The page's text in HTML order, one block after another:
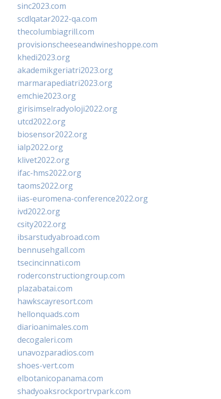
sinc2023.com
scdlqatar2022-qa.com
thecolumbiagrill.com
provisionscheeseandwineshoppe.com
khedi2023.org
akademikgeriatri2023.org
marmarapediatri2023.org
emchie2023.org
girisimselradyoloji2022.org
utcd2022.org
biosensor2022.org
ialp2022.org
klivet2022.org
ifac-hms2022.org
taoms2022.org
iias-euromena-conference2022.org
ivd2022.org
csity2022.org
ibsarstudyabroad.com
bennusehgall.com
tsecincinnati.com
roderconstructiongroup.com
plazabatai.com
hawkscayresort.com
hellonquads.com
diarioanimales.com
decogaleri.com
unavozparadios.com
shoes-vert.com
elbotanicopanama.com
shadyoaksrockportrvpark.com